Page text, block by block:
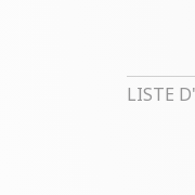
LISTE